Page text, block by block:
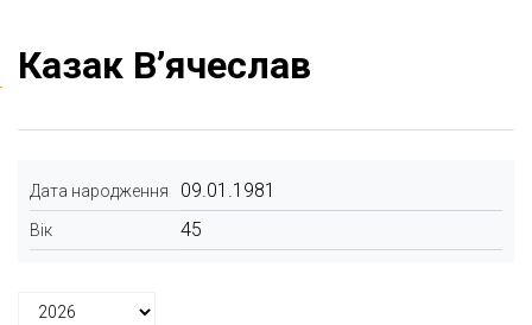
Казак В’ячеслав
Дата народження 09.01.1981
Вік 45